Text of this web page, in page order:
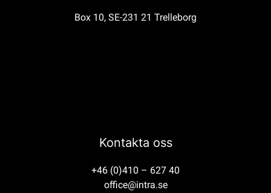
Box 10, SE-231 21 Trelleborg
Kontakta oss
+46 (0)410 – 627 40
office@intra.se